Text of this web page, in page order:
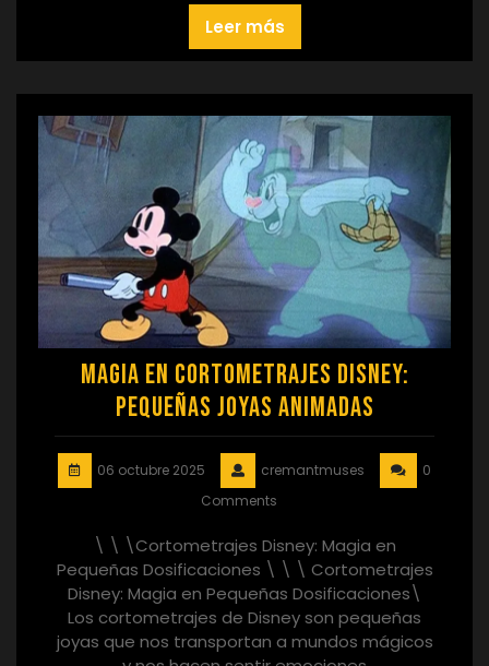
Leer más
Magia en Cortometrajes Disney:
Pequeñas Joyas Animadas
06 octubre 2025 cremantmuses
0
Comments
\ \ \Cortometrajes Disney: Magia en
Pequeñas Dosificaciones \ \ \ Cortometrajes
Disney: Magia en Pequeñas Dosificaciones\
Los cortometrajes de Disney son pequeñas
joyas que nos transportan a mundos mágicos